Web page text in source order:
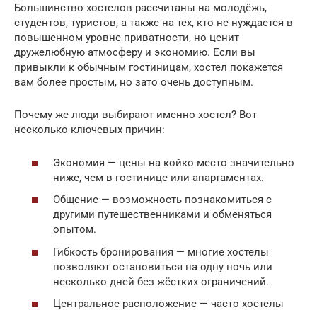
Большинство хостелов рассчитаны на молодёжь,
студентов, туристов, а также на тех, кто не нуждается в
повышенном уровне приватности, но ценит
дружелюбную атмосферу и экономию. Если вы
привыкли к обычным гостиницам, хостел покажется
вам более простым, но зато очень доступным.
Почему же люди выбирают именно хостел? Вот
несколько ключевых причин:
Экономия — цены на койко-место значительно
ниже, чем в гостинице или апартаментах.
Общение — возможность познакомиться с
другими путешественниками и обменяться
опытом.
Гибкость бронирования — многие хостелы
позволяют остановиться на одну ночь или
несколько дней без жёстких ограничений.
Центральное расположение — часто хостелы